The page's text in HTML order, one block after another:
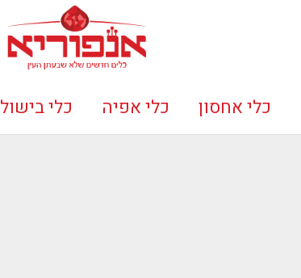
כלי אחסון כלי אפיה כלי בישול